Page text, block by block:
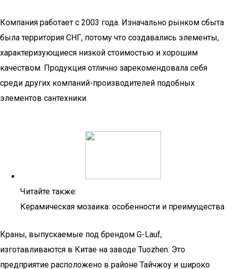
Компания работает с 2003 года. Изначально рынком сбыта
была территория СНГ, потому что создавались элементы,
характеризующиеся низкой стоимостью и хорошим
качеством. Продукция отлично зарекомендовала себя
среди других компаний-производителей подобных
элементов сантехники.
Читайте также:
Керамическая мозаика: особенности и преимущества
Краны, выпускаемые под брендом G-Lauf,
изготавливаются в Китае на заводе Tuozhen. Это
предприятие расположено в районе Тайчжоу и широко